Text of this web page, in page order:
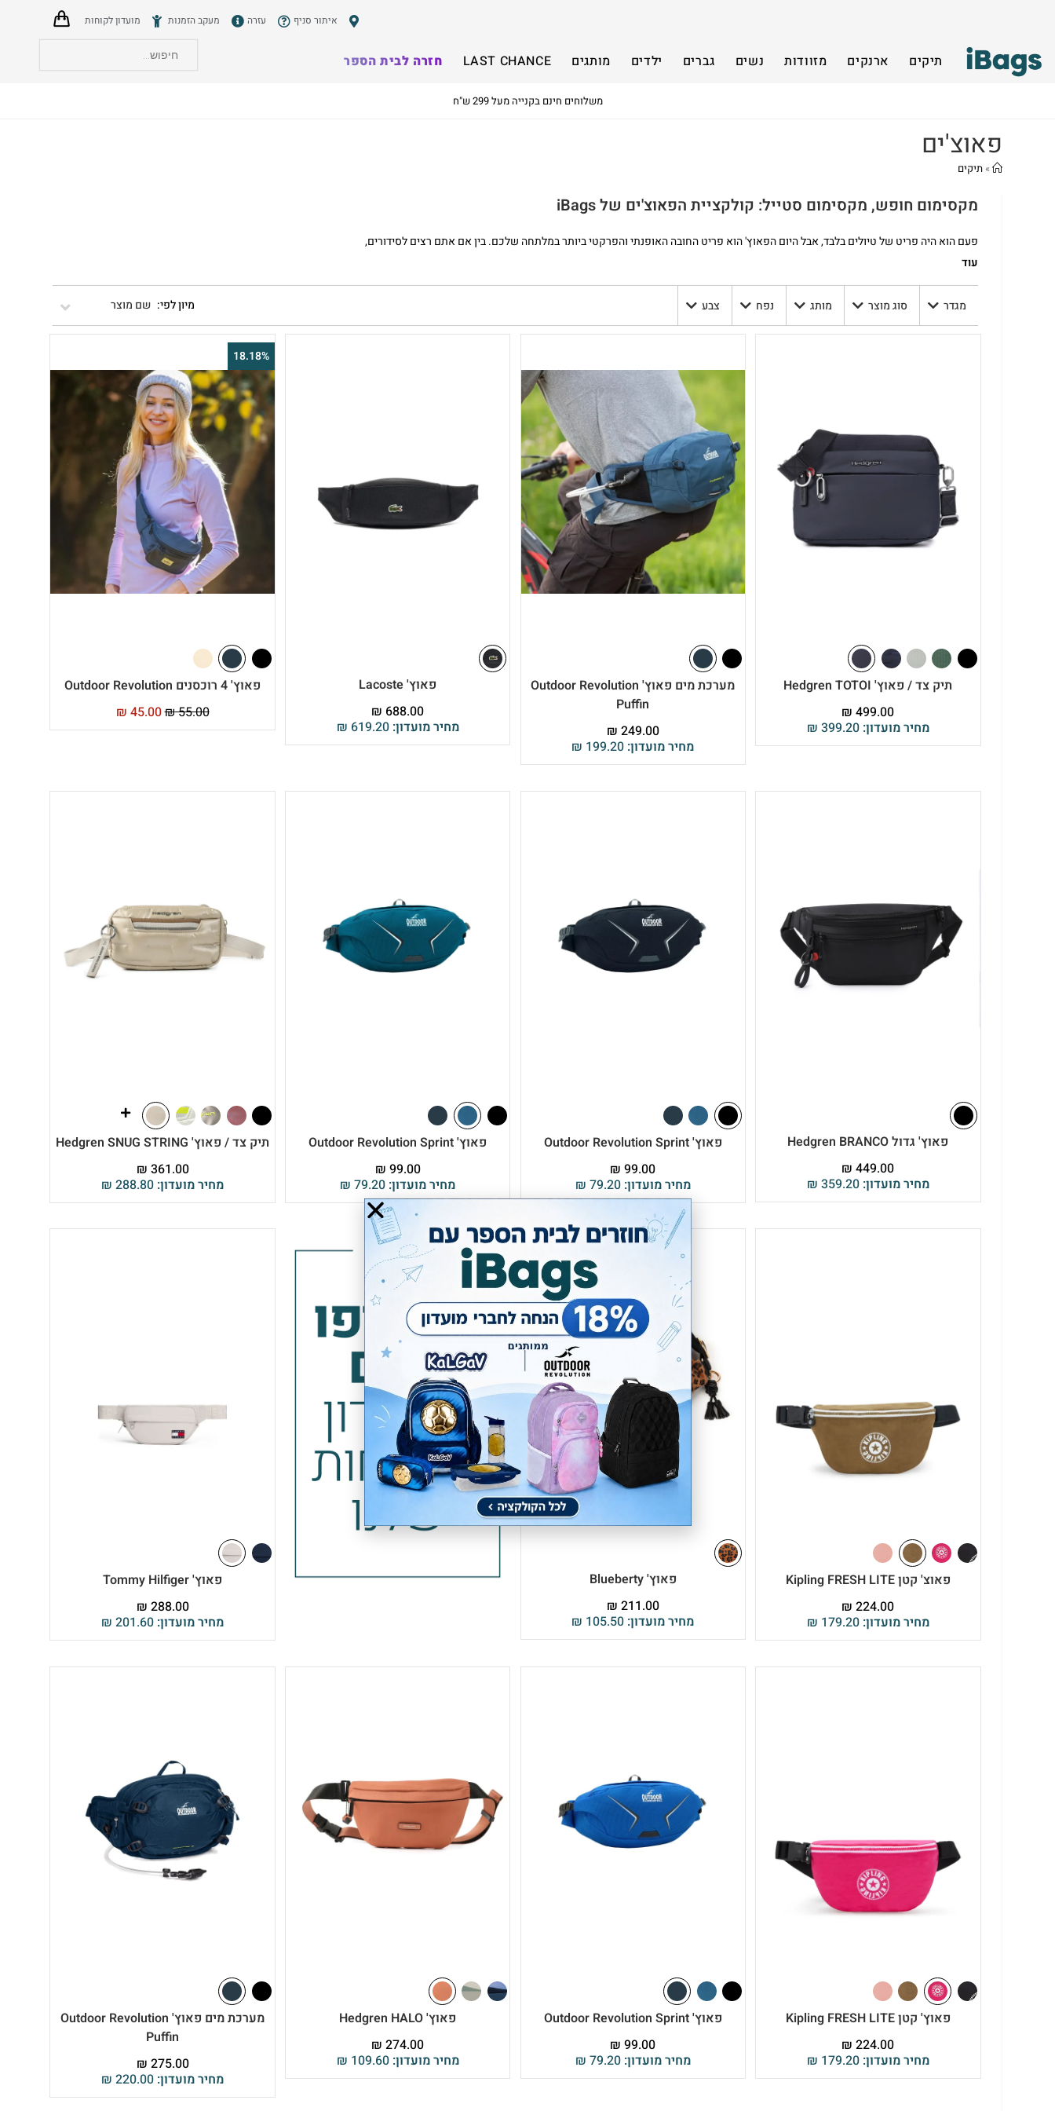
איתור סניף עזרה מעקב הזמנות מועדון לקוחות
תיקים ארנקים מזוודות נשים גברים ילדים מותגים LAST CHANCE חזרה לבית הספר
משלוחים חינם בקנייה מעל 299 ש"ח
פאוצ'ים
»תיקים
מקסימום חופש, מקסימום סטייל: קולקציית הפאוצ'ים של iBags
פעם הוא היה פריט של טיולים בלבד, אבל היום הפאוץ' הוא פריט החובה האופנתי והפרקטי ביותר במלתחה שלכם. בין אם אתם רצים לסידורים,
יוצאים לאימון או מתכננים את הטיסה הבאה – תיקי פאוץ סוגרים לכם את הפינה בצורה מושלמת ומאפשרים לכם חופש תנועה.
שישדרגו לכם את האאוטפיט ברגע.
הקולקציה שלנו מציעה מבחר רחב של פאוצ'ים לגבר המותאמים במיוחד לקצב החיים המודרני. אם אתם מחפשים
מראה נקי וסולידי שמתאים לכל בגד, פאוץ' שחור מבית לקוסט או קלווין קליין הוא הבחירה הבטוחה. זקוקים לפתרון פונקציונלי ליום-יום? תיק
לייף-סטייל: תיקי פאוץ' לנשים –כאן מחכה לכם שילוב מדויק בין אופנה אורבנית לפרקטיות יומיומית. תוכלו לבחור תיק פאוץ' לנשים בגוונים
ניטרליים ורכים, או ללכת על קו נועז יותר עם הדפס מנומר. הקולקציה כוללת פאוץ' גדול לנשים שרוצות לקחת איתן קצת יותר מחפצי הערך
הבסיסיים, לצד פאוצים בגזרות מעוגלות וקלילות של מותג האיכות Hedgren – פתרון מושלם ומינימלי לסיבוב קניות, יציאה לקפה או טיול בחו"ל.
הגודל והצבע שעושים את ההבדל –
פאוץ' קטן –
הבחירה המינימליסטית והמדויקת ביותר לרגעים שבהם אתם יוצאים מהבית רק עם הנייד וכרטיס האשראי.
פאוץ' גדול –
למי שלא אוהב להצטמצם. פתרון נהדר לטיולי יום שבו נכנסים בקלות גם משקפי שמש, מטען נייד ופריטים נוספים בלי להעמיס על
בקטלוג תמצאו דגמים בשלל צבעים, החל מגווני פסטל מיוחדים, דרך פאוץ' לבן שמעניק מראה קיצי ועדין, ועד לגוונים
כשמדובר בחפצי הערך שלכם, אין תחליף לרוכסנים חזקים, בדים דוחי מים וחלוקת תאים חכמה. באתר iBags תהנו ממבחר פאוצ'ים של מותגים
בינלאומיים המציעים איכות ללא פשרות:
המותג הבלגי האהוב שמצטיין בבדים קלילים, עמידים ובעלי הגנת RFID. בין אם אתם מחפשים מראה נינוח ומשוחרר
שמתאים בול לשילוב עם טישרט וג'ינס, ובין אם דגם מעוצב לאירוע – דגמי Ziva או Jun של הדגרן יתאימו לכם בדיוק.
לחובבי מותגי העל שרוצים לשלב לוגו נחשק ויוקרתי עם מראה ספורט-אלגנט מנצח.
ורכיבה מקצועית.
החופש והנוחות שלכם מתחילים כאן. בחרו עכשיו את העיצוב המדויק עבורכם, הצטרפו למועדון הלקוחות של iBags ותיהנו ממחירים בלעדיים,
הנחות המתעדכנות ישירות בעגלה ומשלוח מהיר עד הבית!
עוד
מגדר סוג מוצר מותג נפח צבע שם מוצר
תיק צד / פאוץ' Hedgren TOTOI
מחיר מועדון: ₪ 399.20
₪ 499.00
מערכת מים פאוץ' Outdoor Revolution
Puffin
מחיר מועדון: ₪ 199.20
₪ 249.00
פאוץ' Lacoste
מחיר מועדון: ₪ 619.20
₪ 688.00
18.18%
פאוץ' 4 רוכסנים Outdoor Revolution
₪55.00
₪ 45.00
פאוץ' גדול Hedgren BRANCO
מחיר מועדון: ₪ 359.20
₪ 449.00
פאוץ' Outdoor Revolution Sprint
מחיר מועדון: ₪ 79.20
₪ 99.00
פאוץ' Outdoor Revolution Sprint
מחיר מועדון: ₪ 79.20
₪ 99.00
תיק צד / פאוץ' Hedgren SNUG STRING
מחיר מועדון: ₪ 288.80
₪ 361.00
פאוצ' קטן Kipling FRESH LITE
מחיר מועדון: ₪ 179.20
₪ 224.00
פאוץ' Blueberty
מחיר מועדון: ₪ 105.50
₪ 211.00
פאוץ' Tommy Hilfiger
מחיר מועדון: ₪ 201.60
₪ 288.00
פאוץ' קטן Kipling FRESH LITE
מחיר מועדון: ₪ 179.20
₪ 224.00
פאוץ' Outdoor Revolution Sprint
מחיר מועדון: ₪ 79.20
₪ 99.00
פאוץ' Hedgren HALO
מחיר מועדון: ₪ 109.60
₪ 274.00
מערכת מים פאוץ' Outdoor Revolution
Puffin
מחיר מועדון: ₪ 220.00
₪ 275.00